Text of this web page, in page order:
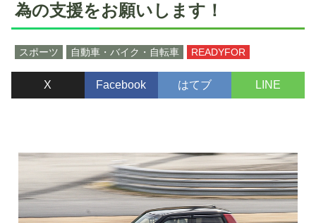
為の支援をお願いします！
スポーツ 自動車・バイク・自転車 READYFOR
X Facebook はてブ LINE